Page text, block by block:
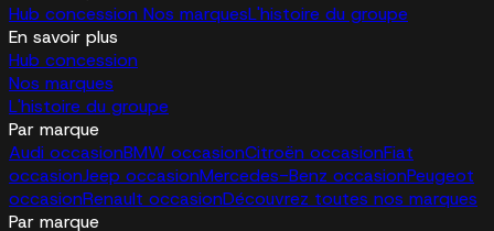
Hub concession Nos marquesL'histoire du groupe
En savoir plus
Hub concession
Nos marques
L'histoire du groupe
Par marque
Audi occasionBMW occasionCitroën occasionFiat
occasionJeep occasionMercedes-Benz occasionPeugeot
occasionRenault occasionDécouvrez toutes nos marques
Par marque